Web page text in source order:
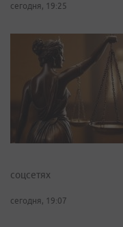
сегодня, 19:25
соцсетях
сегодня, 19:07